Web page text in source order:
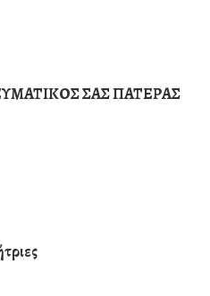
ΣΑΣ ΠΑΤΕΡΑΣ